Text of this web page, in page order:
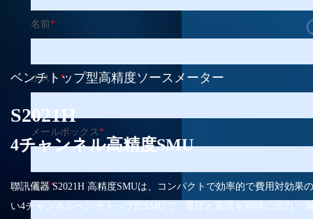
ベンチトップ型高精度ソースメーター
S2021H
4チャンネル高精度SMU
聯訊儀器 S2021H 高精度SMUは、コンパクトで効率的で費用対効果
い4チャンネルベンチトップ型SMUで、電圧と電流を同時に出力・
名前*
ポスト *
メールボックス *
電話*